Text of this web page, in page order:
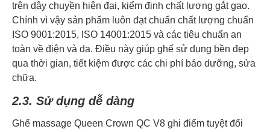
trên dây chuyền hiện đại, kiểm định chất lượng gắt gao.
Chính vì vậy sản phẩm luôn đạt chuẩn chất lượng chuẩn
ISO 9001:2015, ISO 14001:2015 và các tiêu chuẩn an
toàn về điện và da. Điều này giúp ghế sử dụng bền đẹp
qua thời gian, tiết kiệm được các chi phí bảo dưỡng, sửa
chữa.
2.3. Sử dụng dễ dàng
Ghế massage Queen Crown QC V8 ghi điểm tuyệt đối